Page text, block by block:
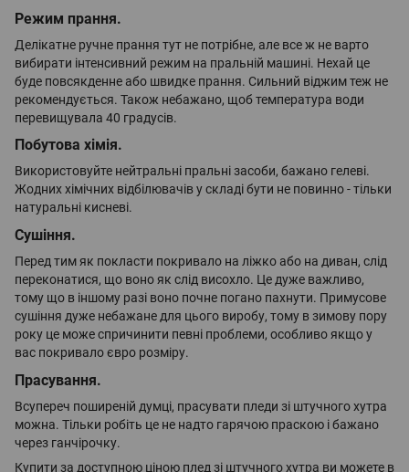
Режим прання.
Делікатне ручне прання тут не потрібне, але все ж не варто
вибирати інтенсивний режим на пральній машині. Нехай це
буде повсякденне або швидке прання. Сильний віджим теж не
рекомендується. Також небажано, щоб температура води
перевищувала 40 градусів.
Побутова хімія.
Використовуйте нейтральні пральні засоби, бажано гелеві.
Жодних хімічних відбілювачів у складі бути не повинно - тільки
натуральні кисневі.
Сушіння.
Перед тим як покласти покривало на ліжко або на диван, слід
переконатися, що воно як слід висохло. Це дуже важливо,
тому що в іншому разі воно почне погано пахнути. Примусове
сушіння дуже небажане для цього виробу, тому в зимову пору
року це може спричинити певні проблеми, особливо якщо у
вас покривало євро розміру.
Прасування.
Всупереч поширеній думці, прасувати пледи зі штучного хутра
можна. Тільки робіть це не надто гарячою праскою і бажано
через ганчірочку.
Купити за доступною ціною плед зі штучного хутра ви можете в